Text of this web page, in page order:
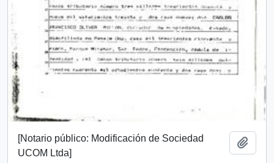
[Notario público: Modificación de Sociedad
UCOM Ltda]